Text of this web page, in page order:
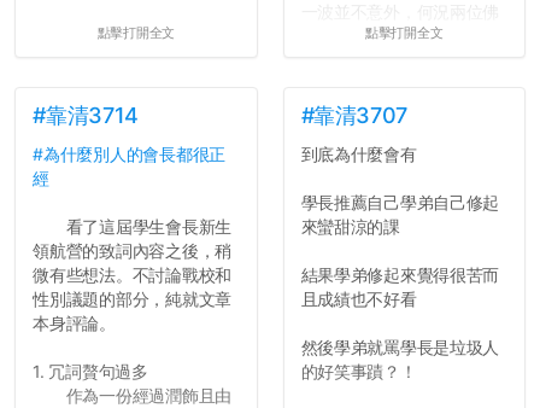
點擊打開全文
一波並不意外，何況兩位佛
心教授看起來要輕輕放下
長作弊的風氣。
反正老人我明天就要搬離新
關，就當最後一天發個牢騷
吧XD，祝學弟妹們修課順利
點擊打開全文
#靠清3714
#為什麼別人的會長都很正
經
看了這屆學生會長新生
領航營的致詞內容之後，稍
微有些想法。不討論戰校和
性別議題的部分，純就文章
本身評論。
1. 冗詞贅句過多
作為一份經過潤飾且由
#靠清3707
到底為什麼會有
學長推薦自己學弟自己修起
來蠻甜涼的課
結果學弟修起來覺得很苦而
且成績也不好看
然後學弟就罵學長是垃圾人
的好笑事蹟？！